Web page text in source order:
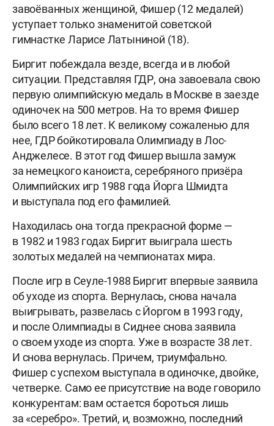
завоёванных женщиной, Фишер (12 медалей)
уступает только знаменитой советской
гимнастке Ларисе Латыниной (18).
Биргит побеждала везде, всегда и в любой
ситуации. Представляя ГДР, она завоевала свою
первую олимпийскую медаль в Москве в заезде
одиночек на 500 метров. На то время Фишер
было всего 18 лет. К великому сожаленью для
нее, ГДР бойкотировала Олимпиаду в Лос-
Анджелесе. В этот год Фишер вышла замуж
за немецкого каноиста, серебряного призёра
Олимпийских игр 1988 года Йорга Шмидта
и выступала под его фамилией.
Находилась она тогда прекрасной форме —
в 1982 и 1983 годах Биргит выиграла шесть
золотых медалей на чемпионатах мира.
После игр в Сеуле-1988 Биргит впервые заявила
об уходе из спорта. Вернулась, снова начала
выигрывать, развелась с Йоргом в 1993 году,
и после Олимпиады в Сиднее снова заявила
о своем уходе из спорта. Уже в возрасте 38 лет.
И снова вернулась. Причем, триумфально.
Фишер с успехом выступала в одиночке, двойке,
четверке. Само ее присутствие на воде говорило
конкурентам: вам остается бороться лишь
за «серебро». Третий, и, возможно, последний